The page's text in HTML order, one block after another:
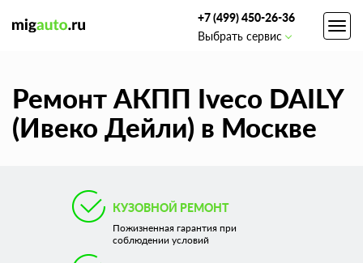
+7 (499) 450-26-36
Выбрать сервис
Ремонт АКПП Iveco DAILY
(Ивеко Дейли) в Москве
КУЗОВНОЙ РЕМОНТ
Пожизненная гарантия при
соблюдении условий